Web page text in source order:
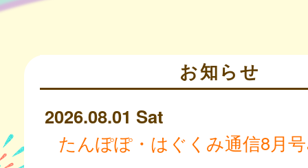
お知らせ
2026.08.01 Sat
たんぽぽ・はぐくみ通信8月